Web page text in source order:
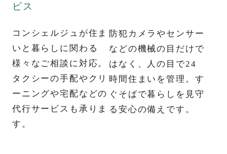
ビス
コンシェルジュが住ま
いと暮らしに関わる
様々なご相談に対応。
タクシーの手配やクリ
ーニングや宅配などの
代行サービスも承りま
す。
防犯カメラやセンサー
などの機械の目だけで
はなく、人の目で24
時間住まいを管理。す
ぐそばで暮らしを見守
る安心の備えです。